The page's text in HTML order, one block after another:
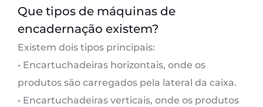
Que tipos de máquinas de
encadernação existem?
Existem dois tipos principais:
• Encartuchadeiras horizontais, onde os
produtos são carregados pela lateral da caixa.
• Encartuchadeiras verticais, onde os produtos